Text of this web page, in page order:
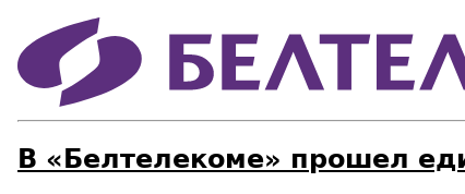
В «Белтелекоме» прошел